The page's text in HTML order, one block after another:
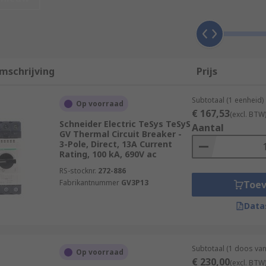
overcurrent than a simple fuse. Fuses simply
to break the flow of current in automotive circuits, in
for smaller overcurrents over a longer period of time,
will be a small overcurrent each time the engine is
for?
in distribution boards. They make up part of the
for?
Prijs
Op voorraad
Schneider Electric TeSys TeSyS
GV Thermal Circuit Breaker -
3-Pole, Direct, 13A Current
Rating, 100 kA, 690V ac
RS-stocknr. 272-886
Fabrikantnummer GV3P13
Subtotaal (1 eenheid)
€ 167,53(excl. BTW)
Aantal
Op voorraad Subtotaal (1 doos
€ 230,00(excl. BTW)